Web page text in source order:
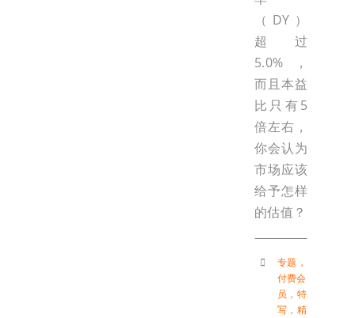
（DY）
超过
5.0%，
而且本益
比只有5
倍左右，
你会认为
市场应该
给予怎样
的估值？
专题 ，
付费会
员 ， 特
写 ， 精